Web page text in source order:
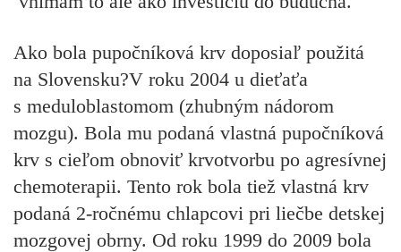
Ako bola pupočníková krv doposiaľ použitá
na Slovensku?V roku 2004 u dieťaťa
s meduloblastomom (zhubným nádorom
mozgu). Bola mu podaná vlastná pupočníková
krv s cieľom obnoviť krvotvorbu po agresívnej
chemoterapii. Tento rok bola tiež vlastná krv
podaná 2-ročnému chlapcovi pri liečbe detskej
mozgovej obrny. Od roku 1999 do 2009 bola